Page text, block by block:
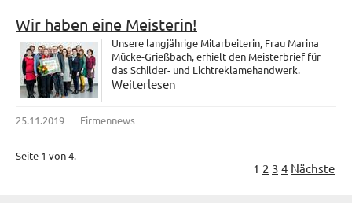
Wir haben eine Meisterin!
Unsere langjährige Mitarbeiterin, Frau Marina
Mücke-Grießbach, erhielt den Meisterbrief für
das Schilder- und Lichtreklamehandwerk.
Weiterlesen
25.11.2019 Firmennews
Seite 1 von 4.
1 2 3 4 Nächste